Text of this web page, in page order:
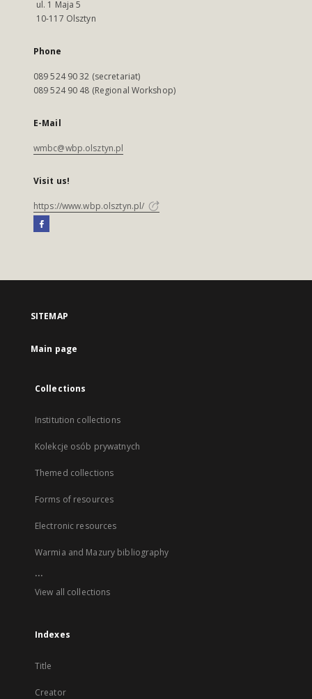
ul. 1 Maja 5
10-117 Olsztyn
Phone
089 524 90 32 (secretariat)
089 524 90 48 (Regional Workshop)
E-Mail
wmbc@wbp.olsztyn.pl
Visit us!
https://www.wbp.olsztyn.pl/
SITEMAP
Main page
Collections
Institution collections
Kolekcje osób prywatnych
Themed collections
Forms of resources
Electronic resources
Warmia and Mazury bibliography
...
View all collections
Indexes
Title
Creator